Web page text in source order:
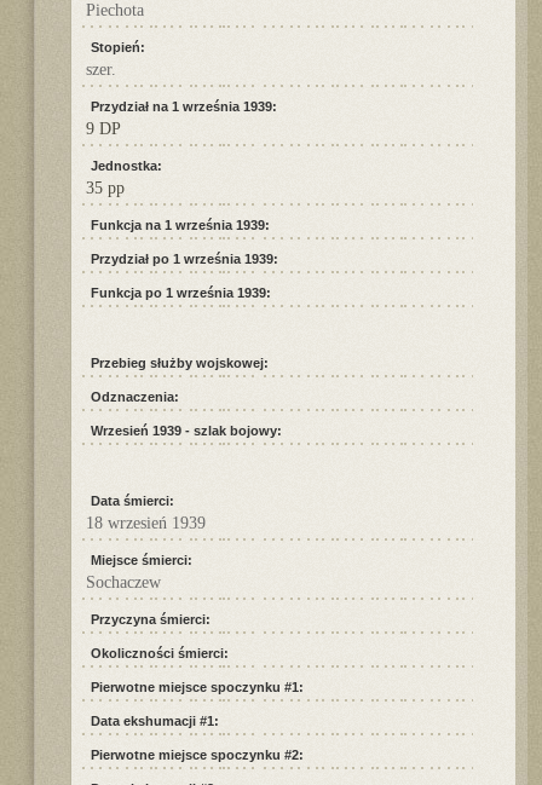
Piechota
Stopień:
szer.
Przydział na 1 września 1939:
9 DP
Jednostka:
35 pp
Funkcja na 1 września 1939:
Przydział po 1 września 1939:
Funkcja po 1 września 1939:
Przebieg służby wojskowej:
Odznaczenia:
Wrzesień 1939 - szlak bojowy:
Data śmierci:
18 wrzesień 1939
Miejsce śmierci:
Sochaczew
Przyczyna śmierci:
Okoliczności śmierci:
Pierwotne miejsce spoczynku #1:
Data ekshumacji #1:
Pierwotne miejsce spoczynku #2: